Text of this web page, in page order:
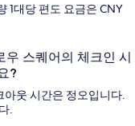
1대당 편도 요금은 CNY
스퀘어의 체크인 시
?
웃 시간은 정오입니다.
.